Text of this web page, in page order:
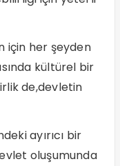
için her şeyden
kültürel bir
de,devletin
ayırıcı bir
oluşumunda